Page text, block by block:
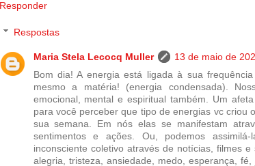
Responder
Respostas
Maria Stela Lecocq Muller
13 de maio de
Bom dia! A energia está ligada à sua
mesmo a matéria! (energia condensada).
emocional, mental e espiritual também. Um
para você perceber que tipo de energias vc criou
sua semana. Em nós elas se manifestam
sentimentos e ações. Ou, podemos
inconsciente coletivo através de notícias, filmes e
alegria, tristeza, ansiedade, medo, esperança,